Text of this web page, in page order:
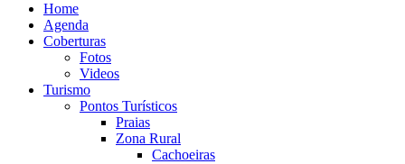
Home
Agenda
Coberturas
Fotos
Videos
Turismo
Pontos Turísticos
Praias
Zona Rural
Cachoeiras